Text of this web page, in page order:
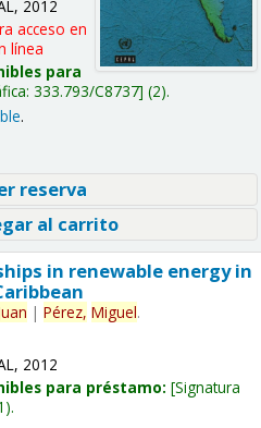
2012
acceso en
línea
para
333.793/C8737 (2).
.
reserva
al carrito
in renewable energy in
| Pérez, Miguel.
2012
para préstamo: Signatura